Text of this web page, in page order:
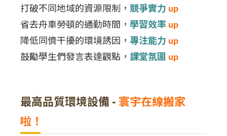
打破不同地域的資源限制， 競爭實力 up
省去舟車勞頓的通勤時間， 學習效率 up
降低同儕干擾的環境誘因， 專注能力 up
鼓勵學生們發言表達觀點， 課堂氛圍 up
最高品質環境設備 -寰宇在線搬家
啦！